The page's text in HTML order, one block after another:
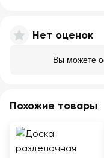
Нет оценок
Вы можете
Похожие товары